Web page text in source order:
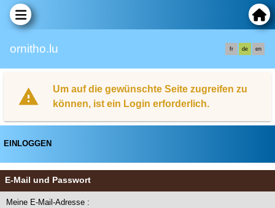
ornitho.lu fr de en
Um auf die gewünschte Seite zugreifen zu
können, ist ein Login erforderlich.
EINLOGGEN
E-Mail und Passwort
Meine E-Mail-Adresse :